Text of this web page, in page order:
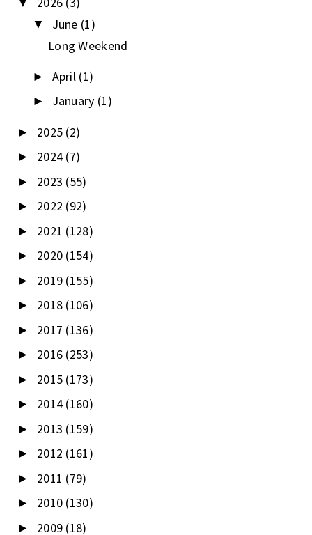
▼
▼ June (1)
Long Weekend
► April (1)
► January (1)
► 2025 (2)
► 2024 (7)
► 2023 (55)
► 2022 (92)
► 2021 (128)
► 2020 (154)
► 2019 (155)
► 2018 (106)
► 2017 (136)
► 2016 (253)
► 2015 (173)
► 2014 (160)
► 2013 (159)
► 2012 (161)
► 2011 (79)
► 2010 (130)
► 2009 (18)